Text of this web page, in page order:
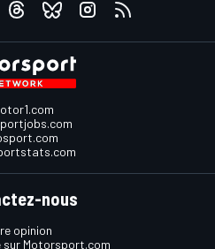
nous
opinion
Motorsport.com